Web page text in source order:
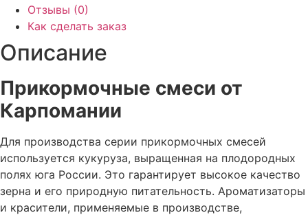
Отзывы (0)
Как сделать заказ
Описание
Прикормочные смеси от
Карпомании
Для производства серии прикормочных смесей
используется кукуруза, выращенная на плодородных
полях юга России. Это гарантирует высокое качество
зерна и его природную питательность. Ароматизаторы
и красители, применяемые в производстве,